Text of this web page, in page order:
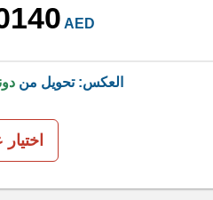
AED
العكس: تحويل من